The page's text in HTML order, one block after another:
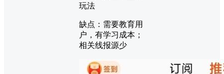
玩法
缺点：需要教育用
户，有学习成本；
相关线报源少